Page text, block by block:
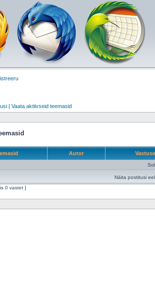
| Vaata aktiivseid teemasid
Autor
Näita postitusi
0 vastet ]